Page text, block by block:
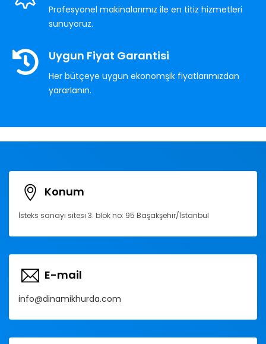
Profesyonel makinalarımız ile en titiz hizmetleri
sunuyoruz.
Uygun Fiyat Garantisi
Her bütçeye uygun ekonomşik fiyatlarımızdan
yararlanın.
Konum
İsteks sanayi sitesi 3. blok no: 95 Başakşehir/İstanbul
E-mail
info@dinamikhurda.com